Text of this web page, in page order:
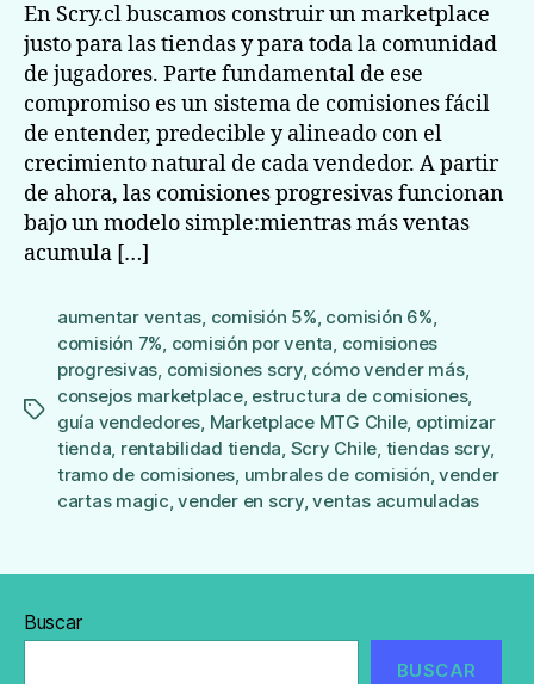
En Scry.cl buscamos construir un marketplace
justo para las tiendas y para toda la comunidad
de jugadores. Parte fundamental de ese
compromiso es un sistema de comisiones fácil
de entender, predecible y alineado con el
crecimiento natural de cada vendedor. A partir
de ahora, las comisiones progresivas funcionan
bajo un modelo simple:mientras más ventas
acumula […]
Etiquetas
aumentar ventas, comisión 5%, comisión 6%,
comisión 7%, comisión por venta, comisiones
progresivas, comisiones scry, cómo vender más,
consejos marketplace, estructura de comisiones,
guía vendedores, Marketplace MTG Chile, optimizar
tienda, rentabilidad tienda, Scry Chile, tiendas scry,
tramo de comisiones, umbrales de comisión,vender
cartas magic,vender en scry,ventas acumuladas
Buscar
BUSCAR